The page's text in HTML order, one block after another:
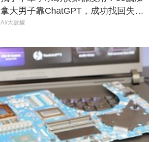
拿大男子靠ChatGPT，成功找回失散
50年家人
AI/大數據